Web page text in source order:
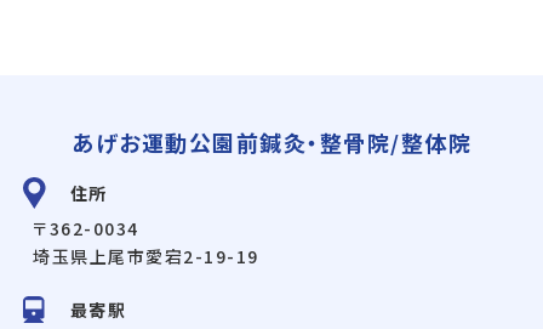
あげお運動公園前鍼灸・整骨院/整体院
住所
〒362-0034
埼玉県上尾市愛宕2-19-19
最寄駅